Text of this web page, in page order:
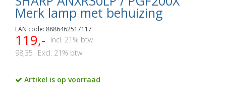
Merk lamp met behuizing
EAN code: 8886462517117
119,-
Incl. 21% btw
98,35
Excl. 21% btw
Artikel is op voorraad